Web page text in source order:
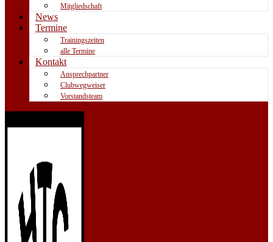
Mitgliedschaft
News
Termine
Trainingszeiten
alle Termine
Kontakt
Ansprechpartner
Clubwegweiser
Vorstandsteam